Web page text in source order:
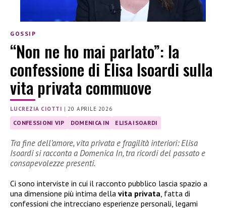
GOSSIP
“Non ne ho mai parlato”: la
confessione di Elisa Isoardi sulla
vita privata commuove
LUCREZIA CIOTTI |20 APRILE 2026
CONFESSIONI VIP DOMENICA IN ELISA ISOARDI
Tra fine dell’amore, vita privata e fragilità interiori: Elisa
Isoardi si racconta a Domenica In, tra ricordi del passato e
consapevolezze presenti.
Ci sono interviste in cui il racconto pubblico lascia spazio a
una dimensione più intima della vita privata , fatta di
confessioni che intrecciano esperienze personali, legami